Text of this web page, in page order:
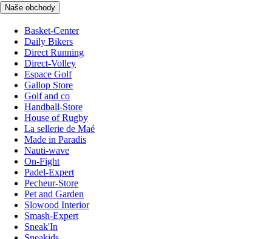
Naše obchody
Basket-Center
Daily Bikers
Direct Running
Direct-Volley
Espace Golf
Gallop Store
Golf and co
Handball-Store
House of Rugby
La sellerie de Maé
Made in Paradis
Nauti-wave
On-Fight
Padel-Expert
Pecheur-Store
Pet and Garden
Slowood Interior
Smash-Expert
Sneak'In